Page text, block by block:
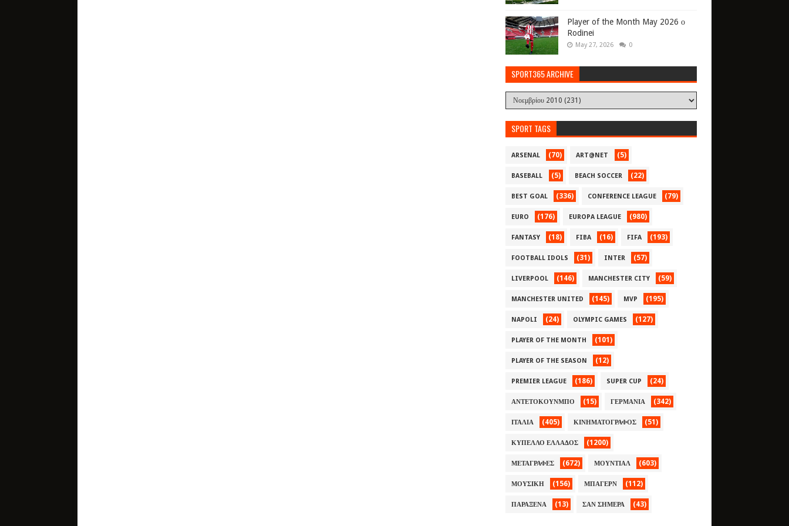
Player of the Month May 2026 ο
Rodinei
May 27, 2026 0
SPORT365 ARCHIVE
SPORT TAGS
ARSENAL (70) ART@NET (5)
BASEBALL (5) BEACH SOCCER (22)
BEST GOAL (336) CONFERENCE LEAGUE (79)
EURO (176) EUROPA LEAGUE (980)
FANTASY (18) FIBA (16) FIFA (193)
FOOTBALL IDOLS (31) INTER (57)
LIVERPOOL (146) MANCHESTER CITY (59)
MANCHESTER UNITED (145) MVP (195)
NAPOLI (24) OLYMPIC GAMES (127)
PLAYER OF THE MONTH (101)
PLAYER OF THE SEASON (12)
PREMIER LEAGUE (186) SUPER CUP (24)
ΑΝΤΕΤΟΚΟΥΝΜΠΟ (15) ΓΕΡΜΑΝΙΑ (342)
ΙΤΑΛΙΑ (405) ΚΙΝΗΜΑΤΟΓΡΑΦΟΣ (51)
ΚΥΠΕΛΛΟ ΕΛΛΑΔΟΣ (1200)
ΜΕΤΑΓΡΑΦΕΣ (672) ΜΟΥΝΤΙΑΛ (603)
ΜΟΥΣΙΚΗ (156) ΜΠΑΓΕΡΝ (112)
ΠΑΡΑΞΕΝΑ (13) ΣΑΝ ΣΗΜΕΡΑ (43)